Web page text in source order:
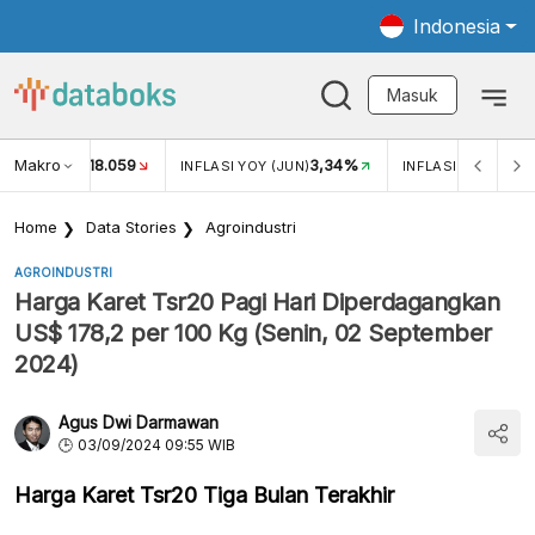
Indonesia
Masuk
Makro
USD/IDR 18.059 INFLASI YOY (JUN)3,34% INFLASI MOM
Home Data Stories Agroindustri
AGROINDUSTRI
Harga Karet Tsr20 Pagi Hari Diperdagangkan
US$ 178,2 per 100 Kg (Senin, 02 September
2024)
Agus Dwi Darmawan
03/09/2024 09:55 WIB
Harga Karet Tsr20 Tiga Bulan Terakhir